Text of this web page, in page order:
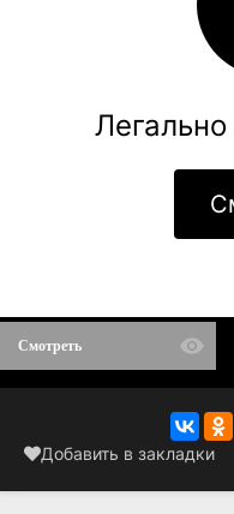
Смотреть
Добавить в закладки